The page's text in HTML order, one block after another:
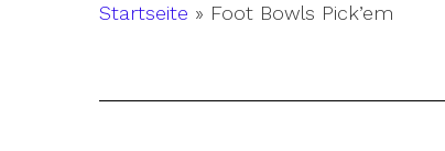
Startseite » Foot Bowls Pick’em